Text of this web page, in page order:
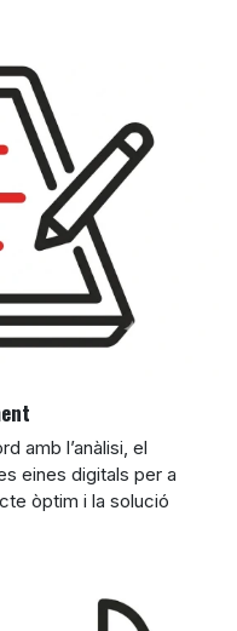
amb l’anàlisi, el
eines digitals per a
òptim i la solució